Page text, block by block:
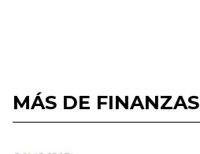
MÁS DE FINANZAS